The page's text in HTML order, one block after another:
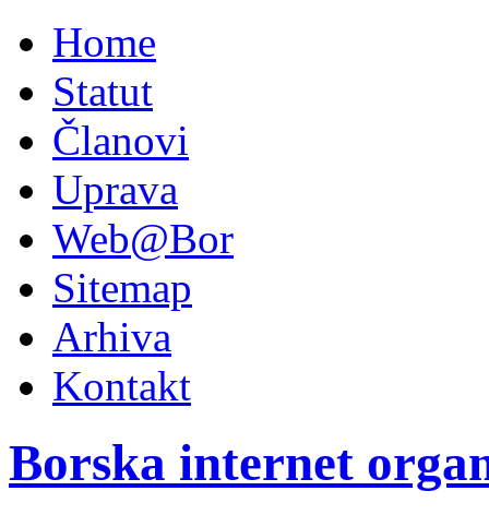
Home
Statut
Članovi
Uprava
Web@Bor
Sitemap
Arhiva
Kontakt
Borska internet